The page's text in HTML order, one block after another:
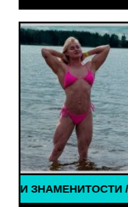
///